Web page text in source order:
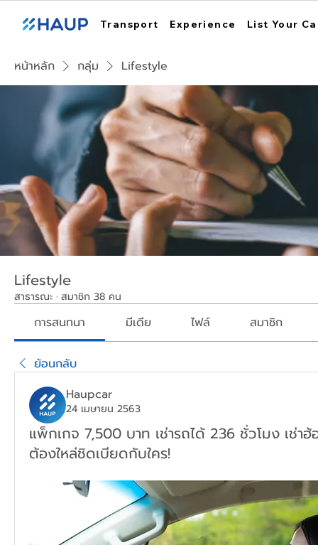
Transport Experience List Your
หน้าหลัก กลุ่ม Lifestyle
Lifestyle
สาธารณะ · สมาชิก 38 คน
การสนทนา มีเดีย ไฟล์ สมาชิก
ย้อนกลับ
Haupcar
24 เมษายน 2563
แพ็กเกจ 7,500 บาท เช่ารถได้ 236 ชั่วโมง เช่า
ต้องใหล่ชิดเบียดกับใคร!